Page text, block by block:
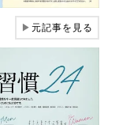
▶元記事を見る